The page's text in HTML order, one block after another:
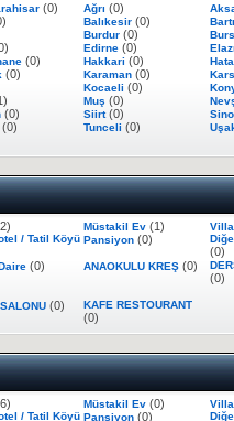
(0) Ağrı (0)
Balıkesir (0)
Burdur (0)
Edirne (0)
(0) Hakkari (0)
(0) Karaman (0) Kars
Kocaeli (0)
Muş (0)
(0) Siirt(0)
(0) Tunceli (0)
Müstakil Ev (1) Villa
/ Tatil Köyü Pansiyon (0)
(0)
(0) ANAOKULU KREŞ (0)
(0)
(0) KAFE RESTOURANT
(0)
Müstakil Ev (0) Villa
/ Tatil Köyü Pansiyon (0)